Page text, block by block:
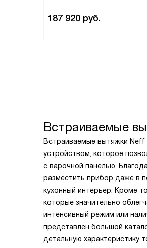
187 920 руб.
Встраиваемые
Встраиваемые вытяжки
устройством, которое
с варочной панелью.
разместить прибор даже в
кухонный интерьер. Кроме
которые значительно
интенсивный режим или
представлен большой
детальную характеристику